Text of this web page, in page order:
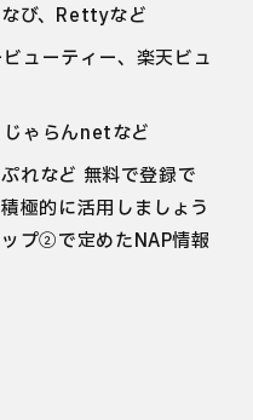
び、Rettyなど
ューティー、楽天ビュ
ゃらんnetなど
れなど 無料で登録で
極的に活用しましょう
プ②で定めたNAP情報